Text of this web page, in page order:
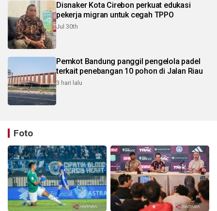
Disnaker Kota Cirebon perkuat edukasi
pekerja migran untuk cegah TPPO
Jul 30th
Pemkot Bandung panggil pengelola padel
terkait penebangan 10 pohon di Jalan Riau
3 hari lalu
Foto